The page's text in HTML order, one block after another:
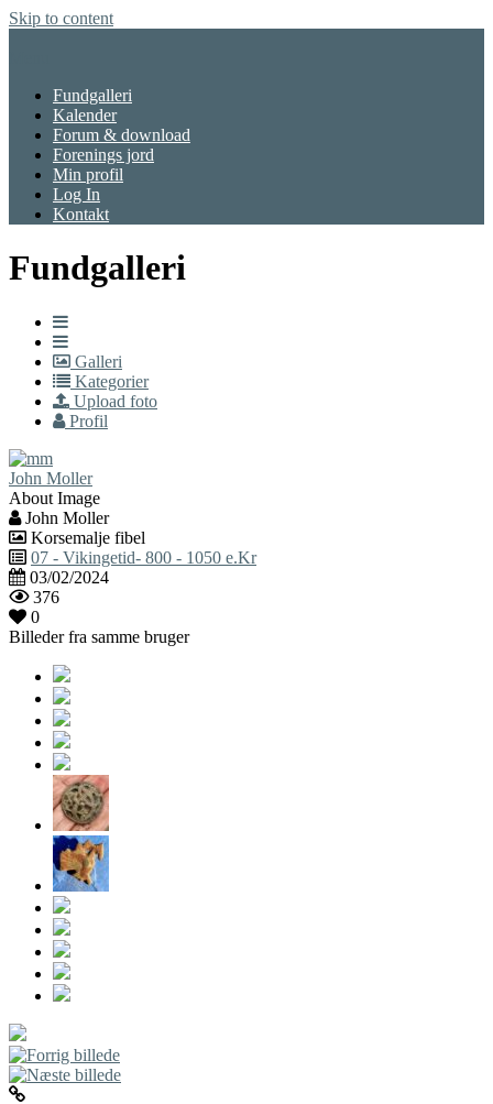
Skip to content
Fundgalleri
Kalender
Forum & download
Forenings jord
Min profil
Log In
Kontakt
Fundgalleri
Galleri
Kategorier
Upload foto
Profil
John Moller
About Image
John Moller
Korsemalje fibel
07 - Vikingetid- 800 - 1050 e.Kr
03/02/2024
376
0
Billeder fra samme bruger